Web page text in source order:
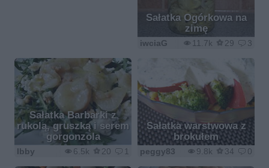
Sałatka Ogórkowa na
zimę
11.7k 29 3
iwciaG
Sałatka Barbarki z
rukolą, gruszką i serem
gorgonzola
6.5k 20 1
Ibby
Sałatka warstwowa z
brokułem
9.8k 34 0
peggy83